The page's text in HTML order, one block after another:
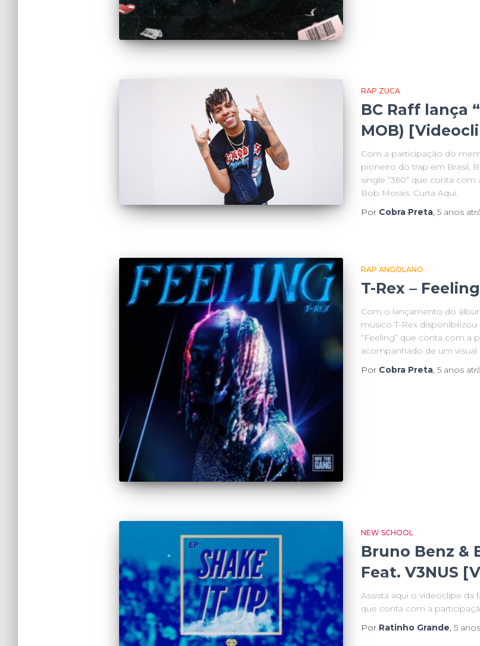
RAP ZUCA
BC Raff lança
MOB)
Com a participação do
pioneiro do trap em Brasil,
single “360” que conta
Bob Morais. Curta Aqui.
Por Cobra Preta, 5 anos
RAP ANGOLANO
T-Rex –
Com o lançamento do
musico T-Rex
“Feeling” que conta com a
acompanhado de um visual
Por Cobra Preta, 5 anos
NEW SCHOOL
Bruno Benz &
Feat. V3NUS
Assista aqui o videoclipe da
que conta com a
Por Ratinho Grande, 5 anos